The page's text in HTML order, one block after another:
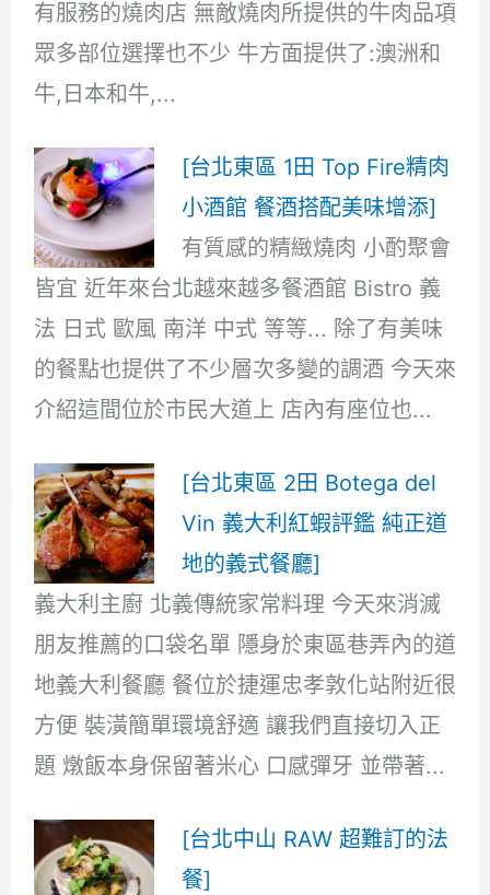
有服務的燒肉店 無敵燒肉所提供的牛肉品項
眾多部位選擇也不少 牛方面提供了:澳洲和
牛,日本和牛,...
[台北東區 1田 Top Fire精肉
小酒館 餐酒搭配美味增添]
有質感的精緻燒肉 小酌聚會
皆宜 近年來台北越來越多餐酒館 Bistro 義
法 日式 歐風 南洋 中式 等等... 除了有美味
的餐點也提供了不少層次多變的調酒 今天來
介紹這間位於市民大道上 店內有座位也...
[台北東區 2田 Botega del
Vin 義大利紅蝦評鑑 純正道
地的義式餐廳]
義大利主廚 北義傳統家常料理 今天來消滅
朋友推薦的口袋名單 隱身於東區巷弄內的道
地義大利餐廳 餐位於捷運忠孝敦化站附近很
方便 裝潢簡單環境舒適 讓我們直接切入正
題 燉飯本身保留著米心 口感彈牙 並帶著...
[台北中山 RAW 超難訂的法
餐]